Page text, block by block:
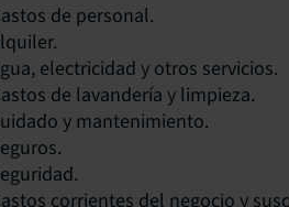
de personal.
electricidad y otros servicios.
de lavandería y limpieza.
y mantenimiento.
corrientes del negocio y